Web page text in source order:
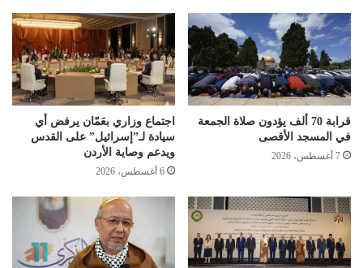
قرابة 70 ألف يؤدون صلاة الجمعة
في المسجد الأقصى
7 أغسطس، 2026
اجتماع وزاري بعَمّان يرفض أي
سيادة لـ”إسرائيل” على القدس
ويدعم وصاية الأردن
6 أغسطس، 2026